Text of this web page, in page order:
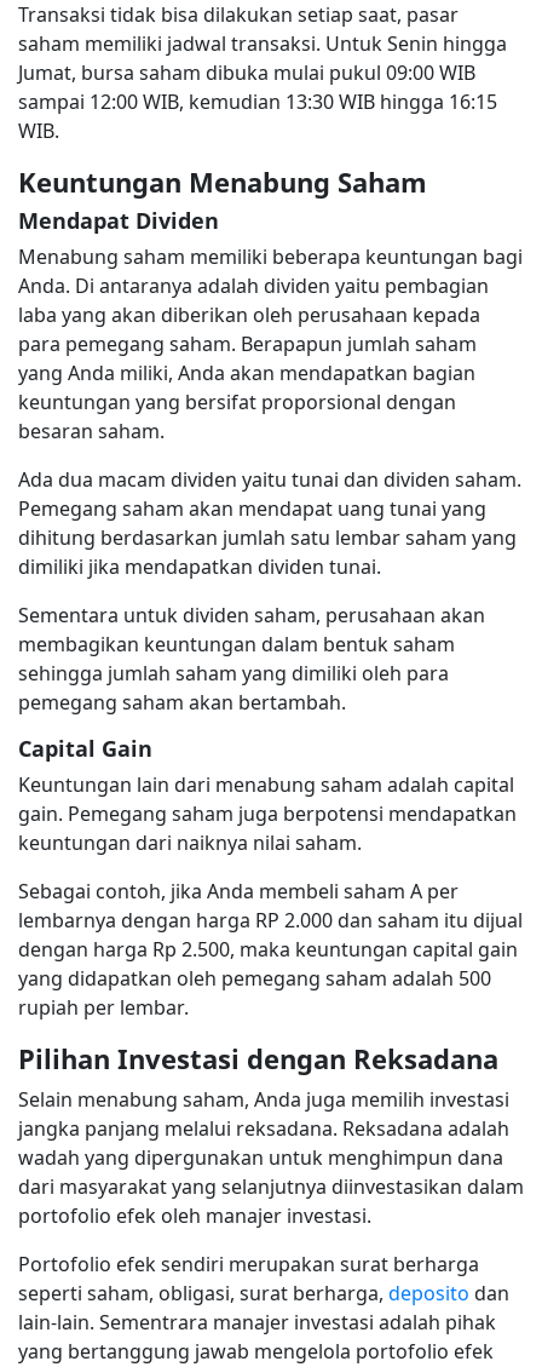
Transaksi tidak bisa dilakukan setiap saat, pasar
saham memiliki jadwal transaksi. Untuk Senin hingga
Jumat, bursa saham dibuka mulai pukul 09:00 WIB
sampai 12:00 WIB, kemudian 13:30 WIB hingga 16:15
WIB.
Keuntungan Menabung Saham
Mendapat Dividen
Menabung saham memiliki beberapa keuntungan bagi
Anda. Di antaranya adalah dividen yaitu pembagian
laba yang akan diberikan oleh perusahaan kepada
para pemegang saham. Berapapun jumlah saham
yang Anda miliki, Anda akan mendapatkan bagian
keuntungan yang bersifat proporsional dengan
besaran saham.
Ada dua macam dividen yaitu tunai dan dividen saham.
Pemegang saham akan mendapat uang tunai yang
dihitung berdasarkan jumlah satu lembar saham yang
dimiliki jika mendapatkan dividen tunai.
Sementara untuk dividen saham, perusahaan akan
membagikan keuntungan dalam bentuk saham
sehingga jumlah saham yang dimiliki oleh para
pemegang saham akan bertambah.
Capital Gain
Keuntungan lain dari menabung saham adalah capital
gain. Pemegang saham juga berpotensi mendapatkan
keuntungan dari naiknya nilai saham.
Sebagai contoh, jika Anda membeli saham A per
lembarnya dengan harga RP 2.000 dan saham itu dijual
dengan harga Rp 2.500, maka keuntungan capital gain
yang didapatkan oleh pemegang saham adalah 500
rupiah per lembar.
Pilihan Investasi dengan Reksadana
Selain menabung saham, Anda juga memilih investasi
jangka panjang melalui reksadana. Reksadana adalah
wadah yang dipergunakan untuk menghimpun dana
dari masyarakat yang selanjutnya diinvestasikan dalam
portofolio efek oleh manajer investasi.
Portofolio efek sendiri merupakan surat berharga
seperti saham, obligasi, surat berharga, deposito dan
lain-lain. Sementrara manajer investasi adalah pihak
yang bertanggung jawab mengelola portofolio efek